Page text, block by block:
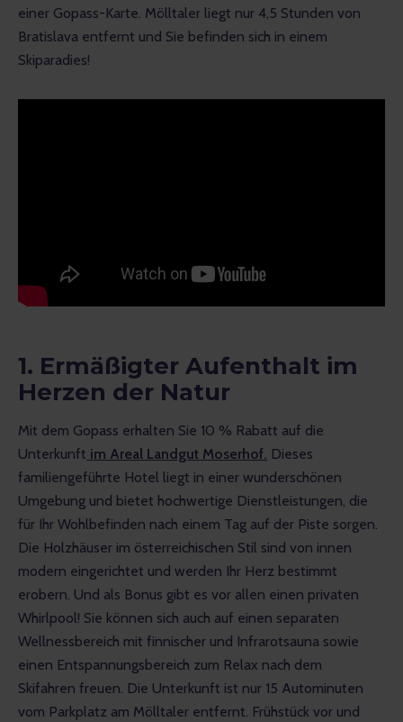
einer Gopass-Karte. Mölltaler liegt nur 4,5 Stunden von
Bratislava entfernt und Sie befinden sich in einem
Skiparadies!
1. Ermäßigter Aufenthalt im
Herzen der Natur
Mit dem Gopass erhalten Sie 10 % Rabatt auf die
Unterkunft im Areal Landgut Moserhof. Dieses
familiengeführte Hotel liegt in einer wunderschönen
Umgebung und bietet hochwertige Dienstleistungen, die
für Ihr Wohlbefinden nach einem Tag auf der Piste sorgen.
Die Holzhäuser im österreichischen Stil sind von innen
modern eingerichtet und werden Ihr Herz bestimmt
erobern. Und als Bonus gibt es vor allen einen privaten
Whirlpool! Sie können sich auch auf einen separaten
Wellnessbereich mit finnischer und Infrarotsauna sowie
einen Entspannungsbereich zum Relax nach dem
Skifahren freuen. Die Unterkunft ist nur 15 Autominuten
vom Parkplatz am Mölltaler entfernt. Frühstück vor und